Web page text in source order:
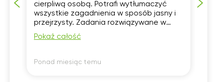
cierpliwą osobą. Potrafi wytłumaczyć
wszystkie zagadnienia w sposób jasny i
przejrzysty. Zadania rozwiązywane w
trakcie zajęć są skrupulatnie omawiane.
Zajęcia prowadzone są w luźnej
Pokaż całość
Ponad miesiąc temu